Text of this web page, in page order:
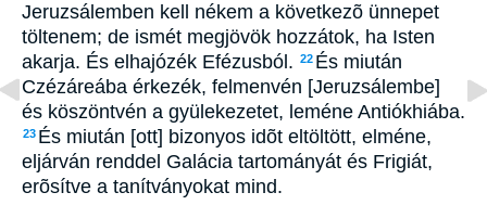
Jeruzsálemben kell nékem a következõ ünnepet
töltenem; de ismét megjövök hozzátok, ha Isten
akarja. És elhajózék Efézusból. 22 És miután
Czézáreába érkezék, felmenvén [Jeruzsálembe]
és köszöntvén a gyülekezetet, leméne Antiókhiába.
23 És miután [ott] bizonyos idõt eltöltött, elméne,
eljárván renddel Galácia tartományát és Frigiát,
erõsítve a tanítványokat mind.